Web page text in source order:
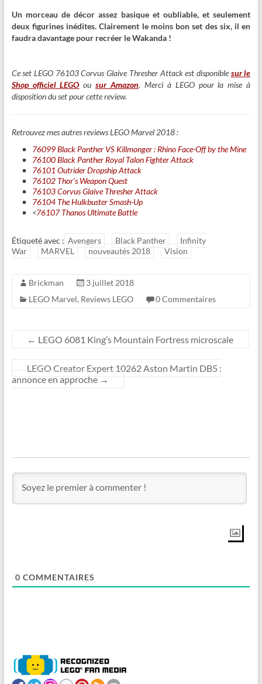
Un morceau de décor assez basique et oubliable, et seulement
deux figurines inédites. Clairement le moins bon set des six, il en
faudra davantage pour recréer le Wakanda !
Ce set LEGO 76103 Corvus Glaive Thresher Attack est disponible sur le
Shop officiel LEGO ousur Amazon. Merci à LEGO pour la mise à
disposition du set pour cette review.
Retrouvez mes autres reviews LEGO Marvel 2018 :
76099 Black Panther VS Killmonger : Rhino Face-Off by the Mine
76100 Black Panther Royal Talon Fighter Attack
76101 Outrider Dropship Attack
76102 Thor’s Weapon Quest
76103 Corvus Glaive Thresher Attack
76104 The Hulkbuster Smash-Up
<76107 Thanos Ultimate Battle
Étiqueté avec : Avengers Black Panther
Infinity
War
MARVEL nouveautés 2018 Vision
Brickman
3 juillet 2018
LEGO Marvel, Reviews LEGO 0 Commentaires
← LEGO 6081 King’s Mountain Fortress microscale
LEGO Creator Expert 10262 Aston Martin DB5 :
annonce en approche →
0 COMMENTAIRES